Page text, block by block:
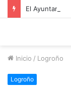
Inicio / Logroño
Logroño